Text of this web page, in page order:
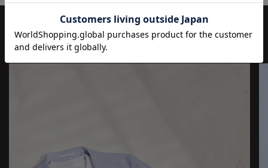
JOURNAL もっと見る